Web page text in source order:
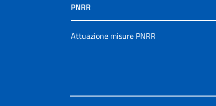
PNRR
Attuazione misure PNRR